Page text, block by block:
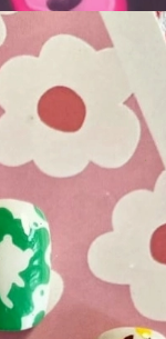
https://issiloo.edu.vn/mau-mong-tay-cho-be-gai